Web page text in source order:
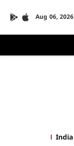
Aug 06, 2026
India